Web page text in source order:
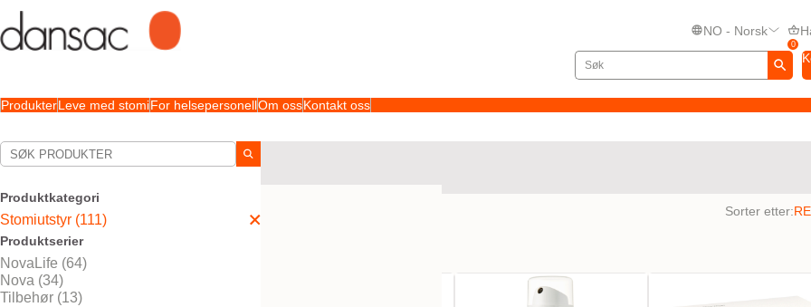
NO - Norsk
0
ProdukterLeve med stomiFor helsepersonellOm ossKontakt oss
Produktkategori
Stomiutstyr (111)
Produktserier
NovaLife (64)
Nova (34)
Tilbehør (13)
Sorter etter: